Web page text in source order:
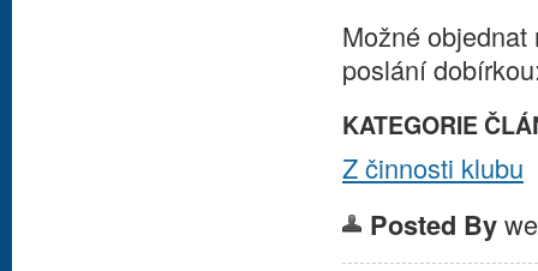
Možné
poslání
KATEGORIE
Z činnosti klubu
Posted By